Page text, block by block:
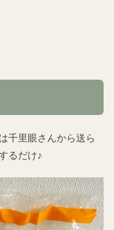
千里眼さんから送ら
るだけ♪